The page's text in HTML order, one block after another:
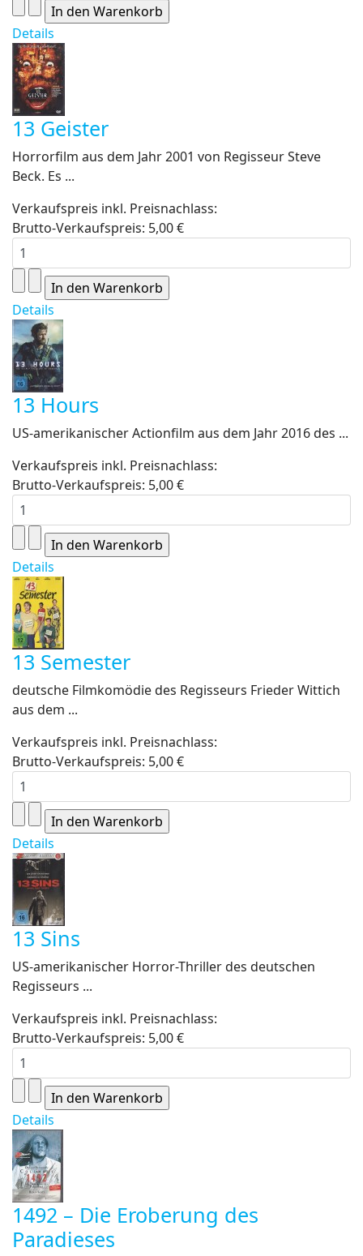
Details
13 Geister
Horrorfilm aus dem Jahr 2001 von Regisseur Steve
Beck. Es ...
Verkaufspreis inkl. Preisnachlass:
Brutto-Verkaufspreis: 5,00 €
Details
13 Hours
US-amerikanischer Actionfilm aus dem Jahr 2016 des ...
Verkaufspreis inkl. Preisnachlass:
Brutto-Verkaufspreis: 5,00 €
Details
13 Semester
deutsche Filmkomödie des Regisseurs Frieder Wittich
aus dem ...
Verkaufspreis inkl. Preisnachlass:
Brutto-Verkaufspreis: 5,00 €
Details
13 Sins
US-amerikanischer Horror-Thriller des deutschen
Regisseurs ...
Verkaufspreis inkl. Preisnachlass:
Brutto-Verkaufspreis: 5,00 €
Details
1492 – Die Eroberung des
Paradieses